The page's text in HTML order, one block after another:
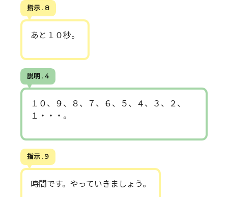
指示 . 8
あと１０秒。
説明 . 4
１０、９、８、７、６、５、４、３、２、
１・・・。
指示 . 9
時間です。やっていきましょう。